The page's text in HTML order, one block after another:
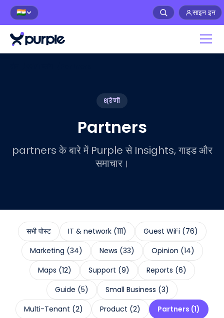
🇮🇳 साइन इन
श्रेणी
Partners
partners के बारे में Purple से Insights, गाइड और
समाचार।
सभी पोस्ट IT & network(111) Guest WiFi (76)
Marketing (34) News (33) Opinion (14)
Maps (12) Support (9) Reports (6)
Guide (5) Small Business (3)
Multi-Tenant (2) Product (2) Partners (1)